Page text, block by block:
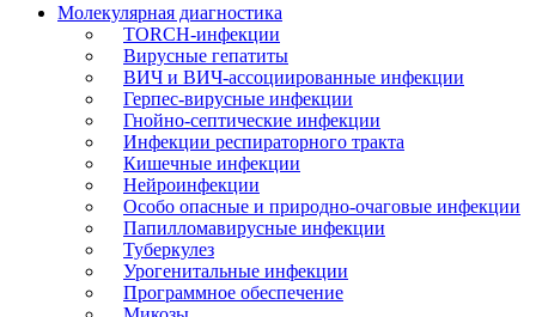
Молекулярная диагностика
TORCH-инфекции
Вирусные гепатиты
ВИЧ и ВИЧ-ассоциированные инфекции
Герпес-вирусные инфекции
Гнойно-септические инфекции
Инфекции респираторного тракта
Кишечные инфекции
Нейроинфекции
Особо опасные и природно-очаговые инфекции
Папилломавирусные инфекции
Туберкулез
Урогенитальные инфекции
Программное обеспечение